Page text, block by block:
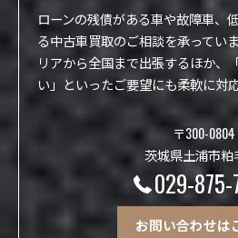
ローンの残債がある車や故障車、
る中古車買取のご相談を承ってい
リアから全国まで出張するほか、
い」といったご要望にも柔軟に対
〒300-0804
茨城県土浦市粕
029-
お問い合わせは